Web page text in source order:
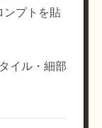
ンプトを貼
イル・細部